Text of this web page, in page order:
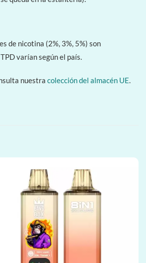
de nicotina (2%, 3%, 5%) son
varían según el país.
nuestra colección del almacén UE.